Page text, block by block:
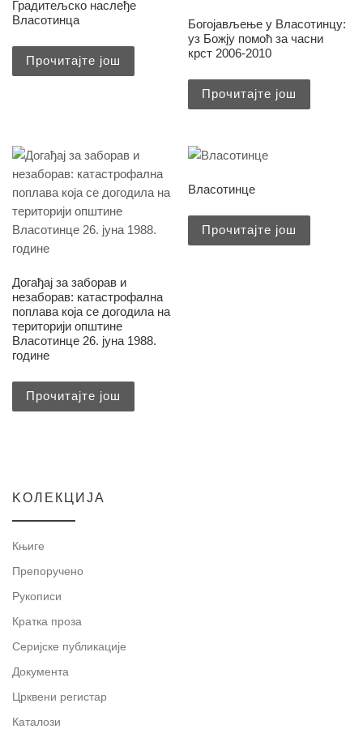
Градитељско наслеђе
Власотинца
Прочитајте још
Богојављење у Власотинцу:
уз Божју помоћ за часни
крст 2006-2010
Прочитајте још
Догађај за заборав и
незаборав: катастрофална
поплава која се догодила на
територији општине
Власотинце 26. јуна 1988.
године
Прочитајте још
Власотинце
Прочитајте још
KOЛЕКЦИЈА
Књиге
Препоручено
Рукописи
Кратка проза
Серијске публикације
Документа
Црквени регистар
Каталози